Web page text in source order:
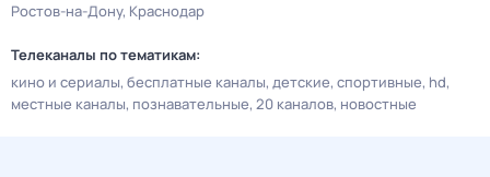
Ростов-на-Дону Краснодар
Телеканалы по тематикам:
кино и сериалы бесплатные каналы детские спортивные hd
местные каналы познавательные 20 каналов новостные